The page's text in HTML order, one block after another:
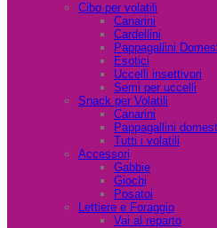
Cibo per volatili
Canarini
Cardellini
Pappagallini
Esotici
Uccelli insettivori
Semi per uccelli
Snack per Volatili
Canarini
Pappagallini
Tutti i volatili
Accessori
Gabbie
Giochi
Posatoi
Lettiere e Foraggio
Vai al reparto